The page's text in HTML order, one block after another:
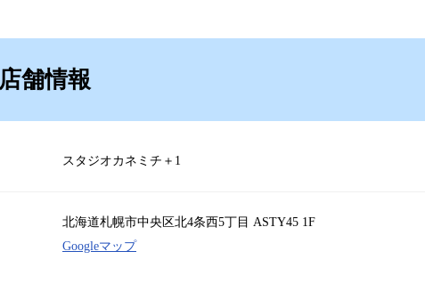
店舗情報
スタジオカネミチ＋1
北海道札幌市中央区北4条西5丁目 ASTY45 1F
Googleマップ